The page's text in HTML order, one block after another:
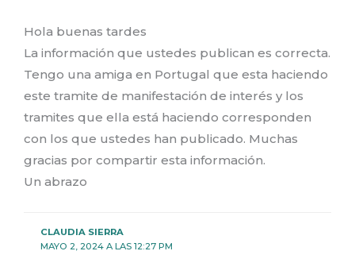
Hola buenas tardes
La información que ustedes publican es correcta.
Tengo una amiga en Portugal que esta haciendo
este tramite de manifestación de interés y los
tramites que ella está haciendo corresponden
con los que ustedes han publicado. Muchas
gracias por compartir esta información.
Un abrazo
CLAUDIA SIERRA
MAYO 2, 2024 A LAS 12:27 PM